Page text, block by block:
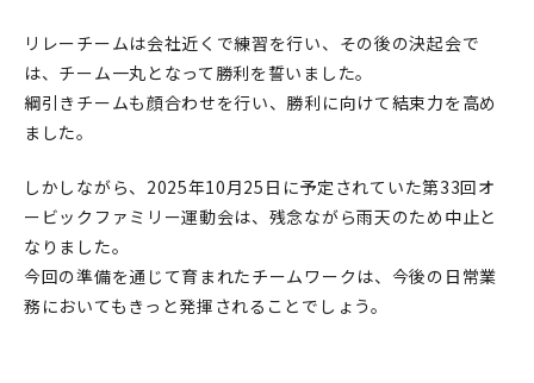
リレーチームは会社近くで練習を行い、その後の決起会で
は、チーム一丸となって勝利を誓いました。
綱引きチームも顔合わせを行い、勝利に向けて結束力を高め
ました。
しかしながら、2025年10月25日に予定されていた第33回オ
ービックファミリー運動会は、残念ながら雨天のため中止と
なりました。
今回の準備を通じて育まれたチームワークは、今後の日常業
務においてもきっと発揮されることでしょう。